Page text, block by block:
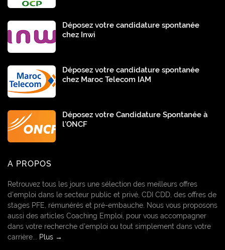
Déposez votre candidature spontanée
chez Inwi
Déposez votre candidature spontanée
chez Maroc Telecom IAM
Déposez votre Candidature Spontanée à
l’ONCF
A PROPOS
Retrouvez tous les jours une sélection des meilleurs offres
d’emploi dans le secteur public et privé, CDI CDD, des offres de
stages PFE, rémunérés et pré-embauche. Nous vous proposons
aussi des articles Coaching Emploi, pour vous accompagner
dans votre recherche d’emploi ou tout simplement dans votre
carrière...
Plus →